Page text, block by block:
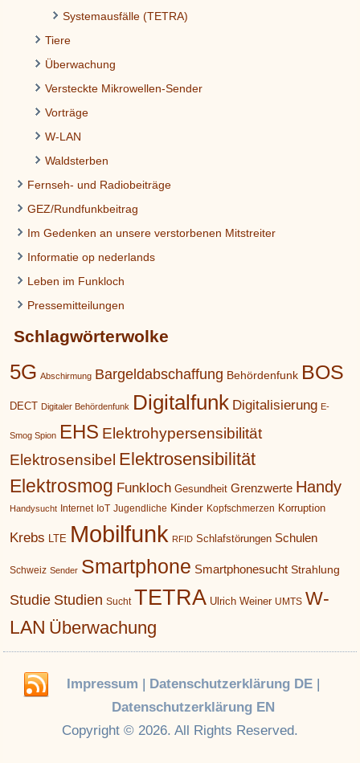
Systemausfälle (TETRA)
Tiere
Überwachung
Versteckte Mikrowellen-Sender
Vorträge
W-LAN
Waldsterben
Fernseh- und Radiobeiträge
GEZ/Rundfunkbeitrag
Im Gedenken an unsere verstorbenen Mitstreiter
Informatie op nederlands
Leben im Funkloch
Pressemitteilungen
Schlagwörterwolke
5G Abschirmung Bargeldabschaffung Behördenfunk BOS
DECT Digitaler Behördenfunk Digitalfunk Digitalisierung E-
Smog Spion EHS Elektrohypersensibilität
Elektrosensibel Elektrosensibilität
Elektrosmog Funkloch Gesundheit Grenzwerte Handy
Handysucht Internet IoT Jugendliche Kinder Kopfschmerzen Korruption
Krebs LTE Mobilfunk RFID Schlafstörungen Schulen
Schweiz Sender Smartphone Smartphonesucht Strahlung
Studie Studien Sucht TETRA Ulrich Weiner UMTS W-
LAN Überwachung
Impressum | Datenschutzerklärung DE|
Datenschutzerklärung EN
Copyright © 2026. All Rights Reserved.